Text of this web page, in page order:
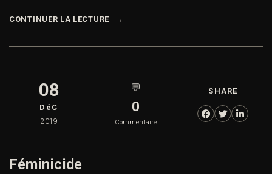
CONTINUER LA LECTURE
08
DéC
2019
💬
0
Commentaire
SHARE
Féminicide